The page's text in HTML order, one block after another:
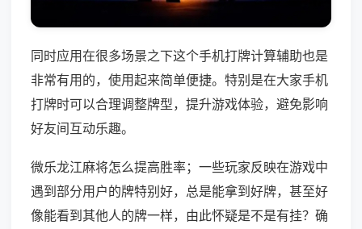
同时应用在很多场景之下这个手机打牌计算辅助也是
非常有用的，使用起来简单便捷。特别是在大家手机
打牌时可以合理调整牌型，提升游戏体验，避免影响
好友间互动乐趣。
微乐龙江麻将怎么提高胜率；一些玩家反映在游戏中
遇到部分用户的牌特别好，总是能拿到好牌，甚至好
像能看到其他人的牌一样，由此怀疑是不是有挂？确